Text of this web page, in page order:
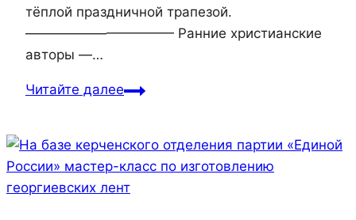
тёплой праздничной трапезой.
——————————— Ранние христианские
авторы —…
Читайте далееЕпископ
престольный
праздник
в